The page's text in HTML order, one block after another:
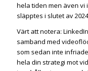
hela tiden men även vi
släpptes i slutet av
Värt att notera:
samband med
som sedan inte
hela din strategi mot